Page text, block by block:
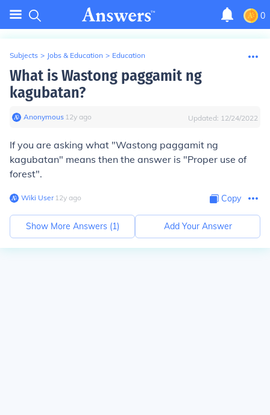
0
Subjects > Jobs & Education > Education
What is Wastong paggamit ng
kagubatan?
Anonymous∙ 12y ago Updated: 12/24/2022
If you are asking what "Wastong paggamit ng
kagubatan" means then the answer is "Proper use of
forest".
Wiki User∙12y ago Copy
Show More Answers (1) Add Your Answer